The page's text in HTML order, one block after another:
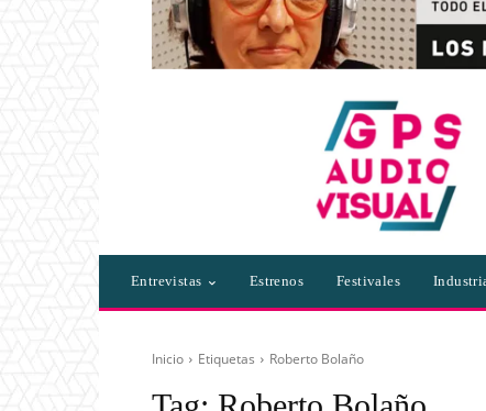
Entrevistas Estrenos Festivales
Inicio Etiquetas Roberto Bolaño